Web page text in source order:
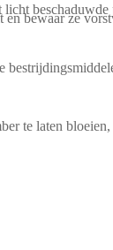
beschaduwde
en bewaar ze
te laten bloeien,